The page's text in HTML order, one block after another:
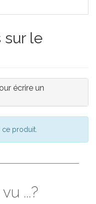
sur le
écrire un
produit.
...?